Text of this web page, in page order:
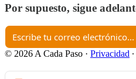
Por supuesto, sigue
© 2026 A Cada Paso · Privacidad ∙